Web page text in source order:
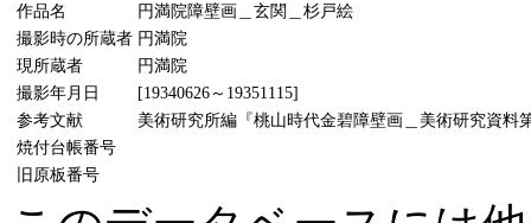
作品名
円満院障壁画＿玄関＿杉戸絵
撮影時の所蔵者 円満院
現所蔵者
円満院
撮影年月日
[19340626～19351115]
参考文献
美術研究所編『桃山時代金碧障壁画＿美術研究資料
焼付台帳番号
旧原板番号